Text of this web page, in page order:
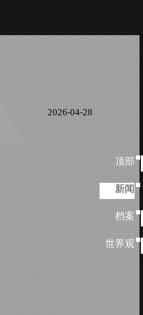
顶
顶部
新闻
新闻
档
档案
世
世界观
2026-04-28